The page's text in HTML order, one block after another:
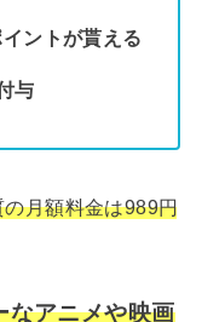
ントが貰える
与
の月額料金は989円
なアニメや映画